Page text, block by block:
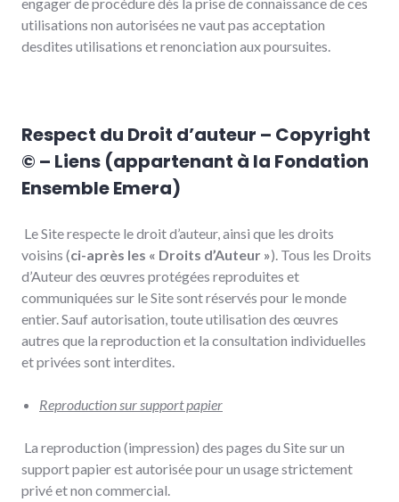
utilisations non autorisées ne vaut pas acceptation
desdites utilisations et renonciation aux poursuites.
Respect du Droit d’auteur – Copyright
© – Liens (appartenant à la Fondation
Ensemble Emera)
Le Site respecte le droit d’auteur, ainsi que les droits
voisins (ci-après les « Droits d’Auteur »). Tous les Droits
d’Auteur des œuvres protégées reproduites et
communiquées sur le Site sont réservés pour le monde
entier. Sauf autorisation, toute utilisation des œuvres
autres que la reproduction et la consultation individuelles
et privées sont interdites.
Reproduction sur support papier
La reproduction (impression) des pages du Site sur un
support papier est autorisée pour un usage strictement
privé et non commercial.